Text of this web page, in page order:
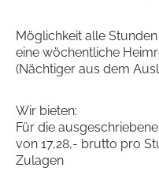
Möglichkeit alle
eine wöchentliche
(Nächtiger aus dem
Wir bieten:
Für die
von 17,28,- brutto pro
Zulagen